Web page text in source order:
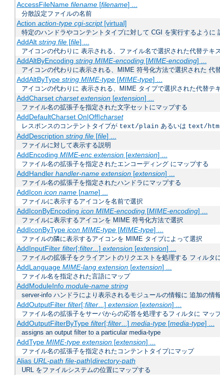
AccessFileName filename[filename] ...
分散設定ファイルの名前
Action action-type cgi-script[virtual]
特定のハンドラやコンテントタイプに対して CGI を実行するように
AddAlt string file[file] ...
アイコンの代わりに 表示される、ファイル名で選択された代替テキ
AddAltByEncoding string MIME-encoding[MIME-encoding] ...
アイコンの代わりに表示される、MIME 符号化方法で選択された 代
AddAltByType string MIME-type[MIME-type] ...
アイコンの代わりに 表示される、MIME タイプで選択された代替テ
AddCharset charset extension[extension] ...
ファイル名の拡張子を指定された文字セットにマップする
AddDefaultCharset On|Off|charset
レスポンスのコンテントタイプが text/plain あるいは text/
AddDescription string file[file] ...
ファイルに対して表示する説明
AddEncoding MIME-enc extension[extension] ...
ファイル名の拡張子を指定されたエンコーディング にマップする
AddHandler handler-name extension[extension] ...
ファイル名の拡張子を指定されたハンドラにマップする
AddIcon icon name[name] ...
ファイルに表示するアイコンを名前で選択
AddIconByEncoding icon MIME-encoding[MIME-encoding] ...
ファイルに表示するアイコンを MIME 符号化方法で選択
AddIconByType icon MIME-type[MIME-type] ...
ファイルの隣に表示するアイコンを MIME タイプによって選択
AddInputFilter filter[;filter...] extension[extension] ...
ファイルの拡張子をクライアントのリクエストを処理する フィルタ
AddLanguage MIME-lang extension[extension] ...
ファイル名を指定された言語にマップ
AddModuleInfo module-name string
server-info ハンドラにより表示されるモジュールの情報に 追加の情
AddOutputFilter filter[;filter...] extension[extension] ...
ファイル名の拡張子をサーバからの応答を処理するフィルタに マッ
AddOutputFilterByType filter[;filter...] media-type[media-type] ...
assigns an output filter to a particular media-type
AddType MIME-type extension[extension] ...
ファイル名の拡張子を指定されたコンテントタイプにマップ
Alias URL-path file-path|directory-path
URL をファイルシステムの位置にマップする